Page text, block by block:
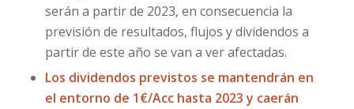
serán a partir de 2023, en consecuencia la
previsión de resultados, flujos y dividendos a
partir de este año se van a ver afectadas.
Los dividendos previstos se mantendrán en
el entorno de 1€/Acc hasta 2023 y caerán